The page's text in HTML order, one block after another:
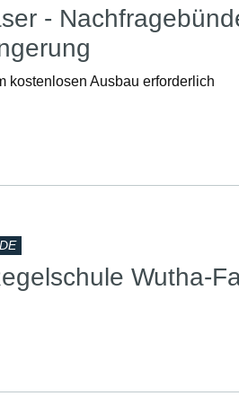
-
kostenlosen Ausbau erforderlich
Wutha-